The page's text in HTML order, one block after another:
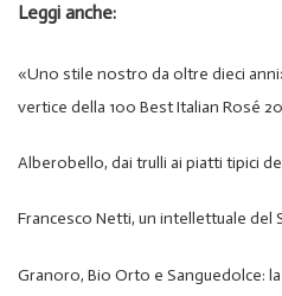
Leggi anche:
«Uno stile nostro da oltre dieci
vertice della 100 Best Italian Rosé
Alberobello, dai trulli ai piatti tipici
Francesco Netti, un intellettuale del
Granoro, Bio Orto e Sanguedolce: